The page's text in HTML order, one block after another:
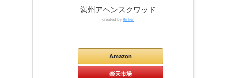
満州アヘンスクワッド
created by Rinker
Amazon
楽天市場